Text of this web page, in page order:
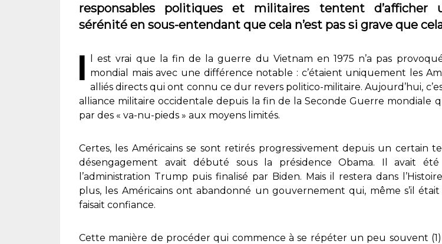
responsables politiques et militaires tentent d’afficher
sérénité en sous-entendant que cela n’est pas si grave que
I
l est vrai que la fin de la guerre du Vietnam en 1975 n’a pas
mondial mais avec une différence notable : c’étaient uniquement les
alliés directs qui ont connu ce dur revers politico-militaire. Aujourd’hui,
alliance militaire occidentale depuis la fin de la Seconde Guerre mondiale
par des « va-nu-pieds » aux moyens limités.
Certes, les Américains se sont retirés progressivement depuis un certain
désengagement avait débuté sous la présidence Obama. Il avait été
l’administration Trump puis finalisé par Biden. Mais il restera dans
plus, les Américains ont abandonné un gouvernement qui, même s’il
faisait confiance.
Cette manière de procéder qui commence à se répéter un peu souvent